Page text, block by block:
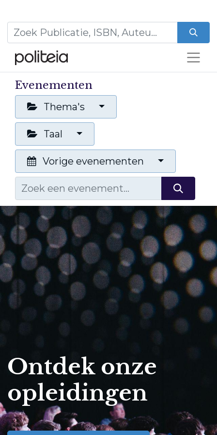
Evenementen
Thema's
Taal
Vorige evenementen
Ontdek onze
opleidingen